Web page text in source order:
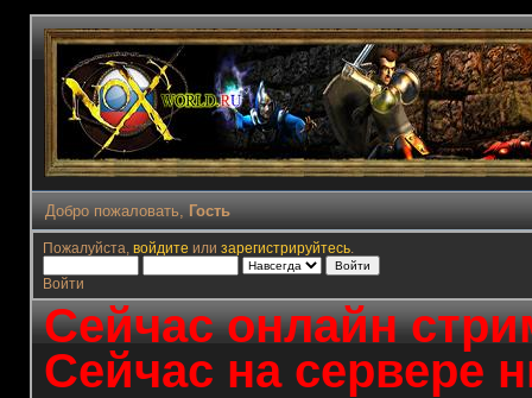
Добро пожаловать, Гость
Пожалуйста, войдите или зарегистрируйтесь.
Войти
Сейчас онлайн
Сейчас на сервере